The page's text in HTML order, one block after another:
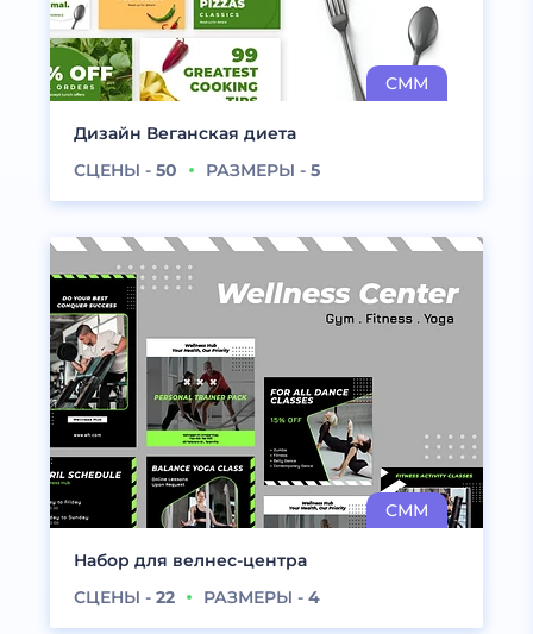
Дизайн Веганская диета
СЦЕНЫ - 50 РАЗМЕРЫ - 5
Набор для велнес-центра
СЦЕНЫ - 22 РАЗМЕРЫ - 4